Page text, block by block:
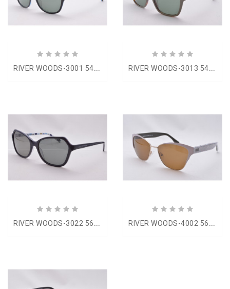
R
IVER WOODS-3001 54-16 R
IVER WOODS-3013 54-17
R
IVER WOODS-3022 56-18 R
IVER WOODS-4002 56-17